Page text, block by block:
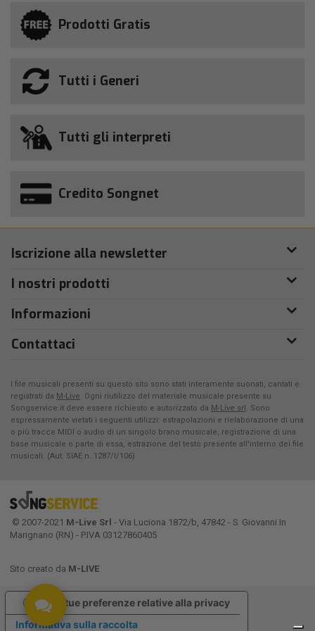
Prodotti Gratis
Tutti i Generi
Tutti gli interpreti
Credito Songnet
Iscrizione alla newsletter
I nostri prodotti
Informazioni
Contattaci
I file musicali presenti su questo sito sono stati interamente suonati, cantati e
registrati da M-Live. Ogni riutilizzo del materiale musicale presente su
Songservice.it deve essere richiesto e autorizzato da M-Live srl . Sono
espressamente vietati i seguenti utilizzi: estrapolazioni e rielaborazione di una
o più tracce MIDI o audio di un singolo brano musicale, registrazione di una
base musicale o parte di essa, estrazione del testo presente all'interno dei file
musicali. (Aut. SIAE n. 1287/I/106)
© 2007-2021 M-Live Srl - Via Luciona 1872/b, 47842 - S. Giovanni In
Marignano (RN) - P.IVA 03127860405
Sito creato da M-LIVE
Informativa sulla raccolta
Le tue preferenze relative alla privacy